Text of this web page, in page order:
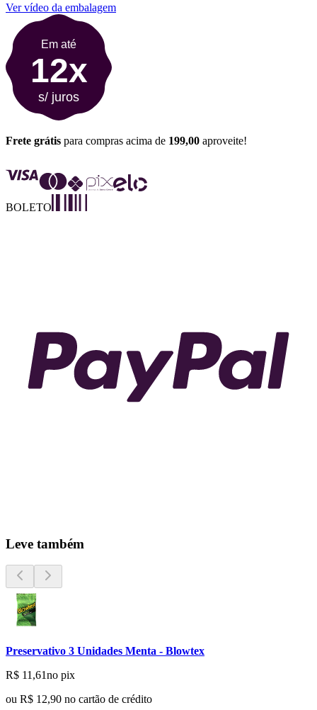
Ver vídeo da embalagem
Em até
12x
s/ juros
Frete grátis para compras acima de 199,00 aproveite!
BOLETO
Leve também
Preservativo 3 Unidades Menta - Blowtex
R$ 11,61no pix
ou R$ 12,90 no cartão de crédito